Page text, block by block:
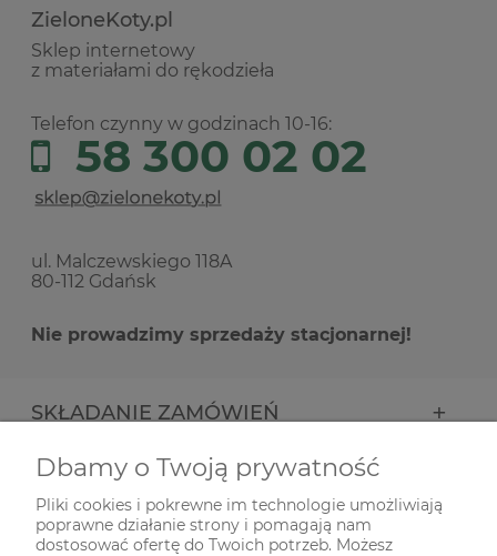
ZieloneKoty.pl
Sklep internetowy
z materiałami do rękodzieła
Telefon czynny w godzinach 10-16:
58 300 02 02
ul. Malczewskiego 118A
80-112 Gdańsk
Nie prowadzimy sprzedaży stacjonarnej!
SKŁADANIE ZAMÓWIEŃ
INFORMACJE
ODWIEDŹ NAS NA
Dbamy o Twoją prywatność
Pliki cookies i pokrewne im technologie umożliwiają
poprawne działanie strony i pomagają nam
dostosować ofertę do Twoich potrzeb. Możesz